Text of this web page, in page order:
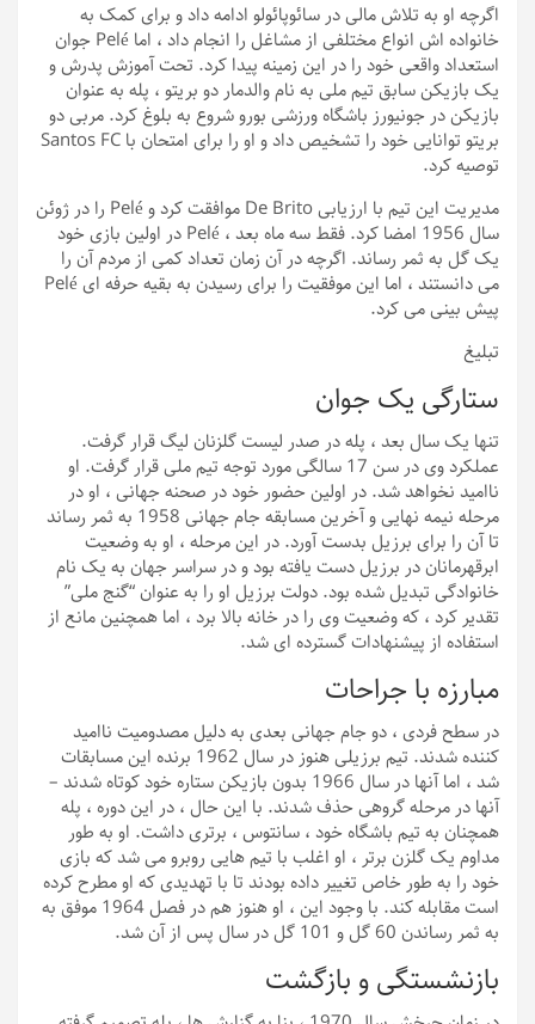
اگرچه او به تلاش مالی در سائوپائولو ادامه داد و برای کمک به
خانواده اش انواع مختلفی از مشاغل را انجام داد ، اما Pelé جوان
استعداد واقعی خود را در این زمینه پیدا کرد. تحت آموزش پدرش و
یک بازیکن سابق تیم ملی به نام والدمار دو بریتو ، پله به عنوان
بازیکن در جونیورز باشگاه ورزشی بورو شروع به بلوغ کرد. مربی دو
بریتو توانایی خود را تشخیص داد و او را برای امتحان با Santos FC
توصیه کرد.
مدیریت این تیم با ارزیابی De Brito موافقت کرد و Pelé را در ژوئن
سال 1956 امضا کرد. فقط سه ماه بعد ، Pelé در اولین بازی خود
یک گل به ثمر رساند. اگرچه در آن زمان تعداد کمی از مردم آن را
می دانستند ، اما این موفقیت را برای رسیدن به بقیه حرفه ای Pelé
پیش بینی می کرد.
تبلیغ
ستارگی یک جوان
تنها یک سال بعد ، پله در صدر لیست گلزنان لیگ قرار گرفت.
عملکرد وی در سن 17 سالگی مورد توجه تیم ملی قرار گرفت. او
ناامید نخواهد شد. در اولین حضور خود در صحنه جهانی ، او در
مرحله نیمه نهایی و آخرین مسابقه جام جهانی 1958 به ثمر رساند
تا آن را برای برزیل بدست آورد. در این مرحله ، او به وضعیت
ابرقهرمانان در برزیل دست یافته بود و در سراسر جهان به یک نام
خانوادگی تبدیل شده بود. دولت برزیل او را به عنوان “گنج ملی”
تقدیر کرد ، که وضعیت وی را در خانه بالا برد ، اما همچنین مانع از
استفاده از پیشنهادات گسترده ای شد.
مبارزه با جراحات
در سطح فردی ، دو جام جهانی بعدی به دلیل مصدومیت ناامید
کننده شدند. تیم برزیلی هنوز در سال 1962 برنده این مسابقات
شد ، اما آنها در سال 1966 بدون بازیکن ستاره خود کوتاه شدند –
آنها در مرحله گروهی حذف شدند. با این حال ، در این دوره ، پله
همچنان به تیم باشگاه خود ، سانتوس ، برتری داشت. او به طور
مداوم یک گلزن برتر ، او اغلب با تیم هایی روبرو می شد که بازی
خود را به طور خاص تغییر داده بودند تا با تهدیدی که او مطرح کرده
است مقابله کند. با وجود این ، او هنوز هم در فصل 1964 موفق به
به ثمر رساندن 60 گل و 101 گل در سال پس از آن شد.
بازنشستگی و بازگشت